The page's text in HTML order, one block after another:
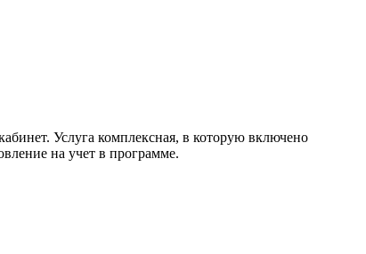
Услуга комплексная, в которую включено
на учет в программе.